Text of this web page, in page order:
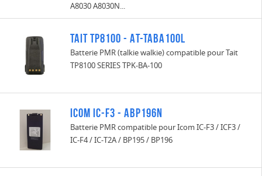
A8030 A8030N...
Tait TP8100 - AT-TABA100L
Batterie PMR (talkie walkie) compatible pour Tait
TP8100 SERIES TPK-BA-100
Icom IC-F3 - ABP196N
Batterie PMR compatible pour Icom IC-F3 / ICF3 /
IC-F4 / IC-T2A / BP195 / BP196